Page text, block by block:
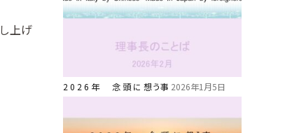
上げ
2 0 2 6 年 念 頭 に 想う事 2026年1月5日